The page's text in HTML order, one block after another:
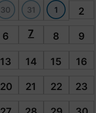
30 31 1 2
6 7 8 9
13 14 15 16
20 21 22 23